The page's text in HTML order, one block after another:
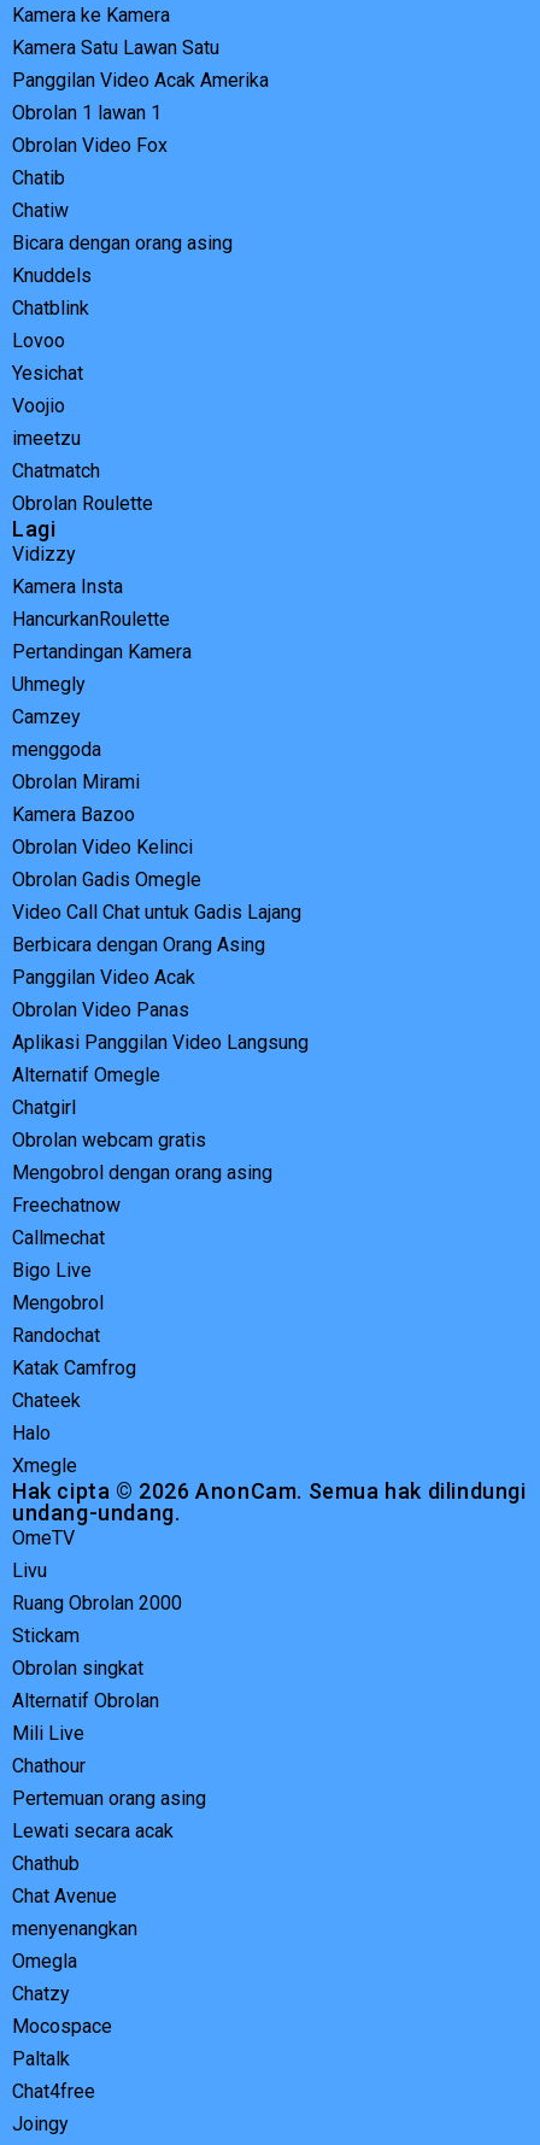
Kamera ke Kamera
Kamera Satu Lawan Satu
Panggilan Video Acak Amerika
Obrolan 1 lawan 1
Obrolan Video Fox
Chatib
Chatiw
Bicara dengan orang asing
Knuddels
Chatblink
Lovoo
Yesichat
Voojio
imeetzu
Chatmatch
Obrolan Roulette
Lagi
Vidizzy
Kamera Insta
HancurkanRoulette
Pertandingan Kamera
Uhmegly
Camzey
menggoda
Obrolan Mirami
Kamera Bazoo
Obrolan Video Kelinci
Obrolan Gadis Omegle
Video Call Chat untuk Gadis Lajang
Berbicara dengan Orang Asing
Panggilan Video Acak
Obrolan Video Panas
Aplikasi Panggilan Video Langsung
Alternatif Omegle
Chatgirl
Obrolan webcam gratis
Mengobrol dengan orang asing
Freechatnow
Callmechat
Bigo Live
Mengobrol
Randochat
Katak Camfrog
Chateek
Halo
Xmegle
Hak cipta © 2026 AnonCam. Semua hak dilindungi
undang-undang.
OmeTV
Livu
Ruang Obrolan 2000
Stickam
Obrolan singkat
Alternatif Obrolan
Mili Live
Chathour
Pertemuan orang asing
Lewati secara acak
Chathub
Chat Avenue
menyenangkan
Omegla
Chatzy
Mocospace
Paltalk
Chat4free
Joingy